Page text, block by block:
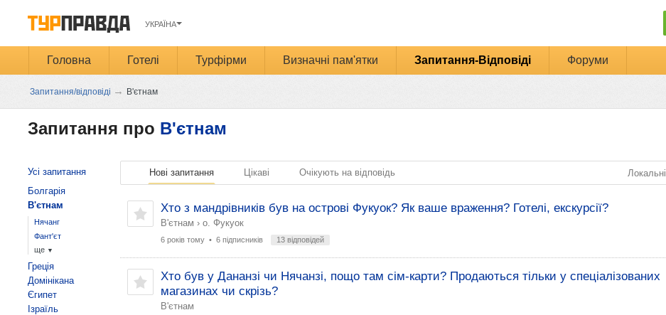
УКРАЇНА
Головна Готелі Турфірми Визначні пам'ятки Запитання-Відповіді Форуми
Запитання/відповіді → В'єтнам
Запитання про В'єтнам
Нові запитання Цікаві Очікують на відповідь Локальні
Хто з мандрівників був на острові Фукуок? Як ваше враження? Готелі, екскурсії?
В'єтнам › о. Фукуок
6 років тому• 6 підписників 13 відповідей
Хто був у Дананзі чи Нячанзі, пощо там сім-карти? Продаються тільки у спеціалізованих
магазинах чи скрізь?
В'єтнам
Усі запитання
Болгарія
В'єтнам
Нячанг
Фант'єт
ще ▼
Греція
Домінікана
Єгипет
Ізраїль